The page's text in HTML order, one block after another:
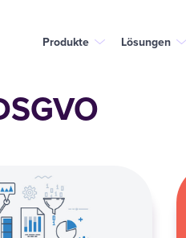
Produkte Lösungen